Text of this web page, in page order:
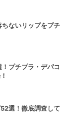
ないリップをプチ
プチプラ・デパコ
選！徹底調査して